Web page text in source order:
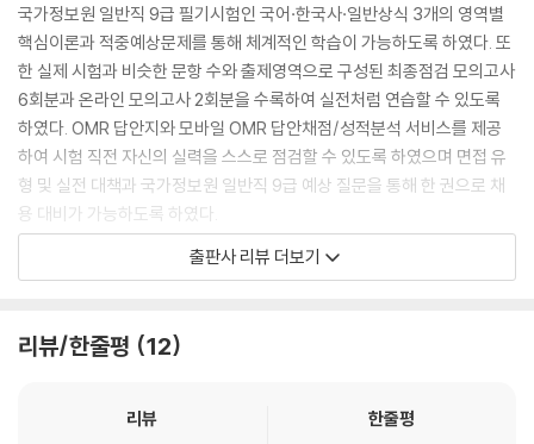
국가정보원 일반직 9급 필기시험인 국어·한국사·일반상식 3개의 영역별
핵심이론과 적중예상문제를 통해 체계적인 학습이 가능하도록 하였다. 또
한 실제 시험과 비슷한 문항 수와 출제영역으로 구성된 최종점검 모의고사
6회분과 온라인 모의고사 2회분을 수록하여 실전처럼 연습할 수 있도록
하였다. OMR 답안지와 모바일 OMR 답안채점/성적분석 서비스를 제공
하여 시험 직전 자신의 실력을 스스로 점검할 수 있도록 하였으며 면접 유
형 및 실전 대책과 국가정보원 일반직 9급 예상 질문을 통해 한 권으로 채
용 대비가 가능하도록 하였다.
본서를 통해 국가정보원 일반직 9급을 목표로 하는 여러분에게 합격의 행
출판사 리뷰 더보기
리뷰/한줄평 12
리뷰
한줄평